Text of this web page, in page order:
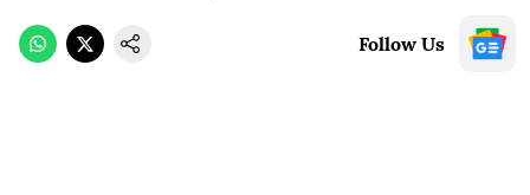
Follow Us